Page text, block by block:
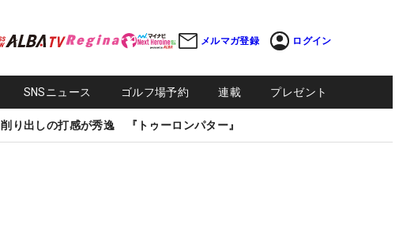
メルマガ登録 ログイン
SNSニュース ゴルフ場予約 連載 プレゼント
削り出しの打感が秀逸 『トゥーロンパター』